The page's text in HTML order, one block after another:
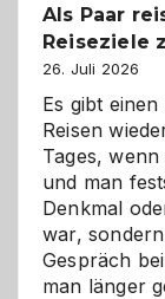
Als Paar
Reiseziele
26. Juli 2026
Es gibt
Reisen
Tages,
und man
Denkmal
war,
Gespräch
man länger